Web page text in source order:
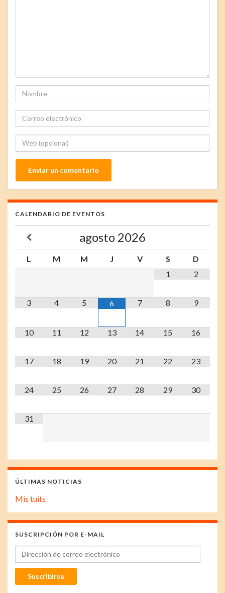
CALENDARIO DE EVENTOS
agosto 2026
L M M J V S
D
1
2
3 4 5 6 7 8 9
10 11 12 13 14 15 16
17 18 19 20 21 22 23
24 25 26 27 28 29 30
31
ÚLTIMAS NOTICIAS
Mis tuits
SUSCRIPCIÓN POR E-MAIL
Dirección de correo electrónico
Suscribirse